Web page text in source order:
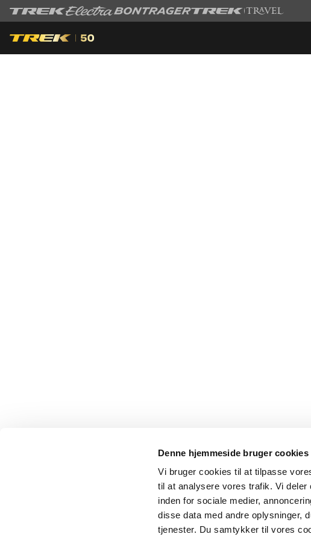
Denne hjemmeside bruger cookies
Vi bruger cookies til at tilpasse
til at analysere vores trafik. Vi
inden for sociale medier,
disse data med andre oplysninger,
tjenester. Du samtykker til vores